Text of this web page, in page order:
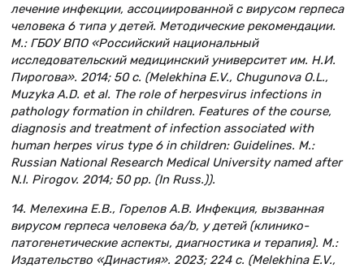
лечение инфекции, ассоциированной с вирусом герпеса
человека 6 типа у детей. Методические рекомендации.
М.: ГБОУ ВПО «Российский национальный
исследовательский медицинский университет им. Н.И.
Пирогова». 2014; 50 c. (Melekhina E.V., Chugunova O.L.,
Muzyka A.D. et al. The role of herpesvirus infections in
pathology formation in children. Features of the course,
diagnosis and treatment of infection associated with
human herpes virus type 6 in children: Guidelines. M.:
Russian National Research Medical University named after
N.I. Pirogov. 2014; 50 pp. (In Russ.)).
14. Мелехина Е.В., Горелов А.В. Инфекция, вызванная
вирусом герпеса человека 6a/b, у детей (клинико-
патогенетические аспекты, диагностика и терапия). М.:
Издательство «Династия». 2023; 224 с. (Melekhina E.V.,